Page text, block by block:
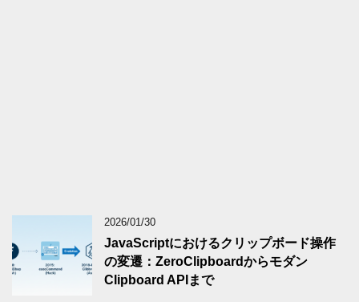
2026/01/30
JavaScriptにおけるクリップボード操作
の変遷：ZeroClipboardからモダン
Clipboard APIまで